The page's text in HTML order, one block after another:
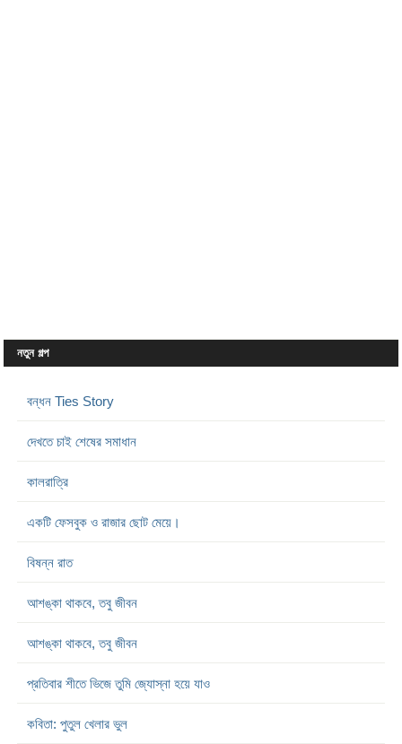
নতুন গল্প
বন্ধন Ties Story
দেখতে চাই শেষের সমাধান
কালরাত্রি
একটি ফেসবুক ও রাজার ছোট মেয়ে।
বিষন্ন রাত
আশঙ্কা থাকবে, তবু জীবন
আশঙ্কা থাকবে, তবু জীবন
প্রতিবার শীতে ভিজে তুমি জ্যোস্না হয়ে যাও
কবিতা: পুতুল খেলার ভুল